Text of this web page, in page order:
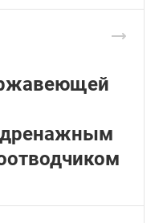
дренажным